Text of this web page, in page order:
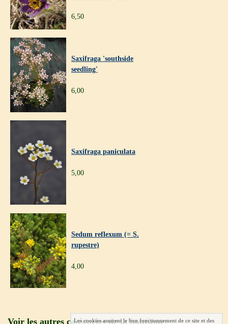
6,50
Saxifraga 'southside
seedling'
6,00
Saxifraga paniculata
5,00
Sedum reflexum (= S.
rupestre)
4,00
Voir les autres catégories de la boutique
Les cookies assurent le bon fonctionnement de ce site et des